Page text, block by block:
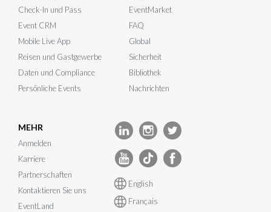
Check-In und Pass
Event CRM
Mobile Live App
Reisen und Gastgewerbe
Daten und Compliance
Persönliche Events
EventMarket
FAQ
Global
Sicherheit
Bibliothek
Nachrichten
MEHR
Anmelden
Karriere
Partnerschaften
Kontaktieren Sie uns
EventLand
English
Français